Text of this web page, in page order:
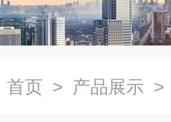
首页 > 产品展示